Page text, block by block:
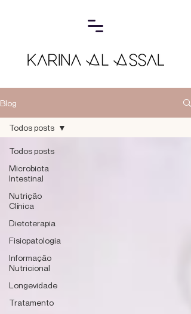
Blog
Todos posts
Microbiota
Intestinal
Nutrição
Clínica
Dietoterapia
Fisiopatologia
Informação
Nutricional
Longevidade
Tratamento
Todos posts